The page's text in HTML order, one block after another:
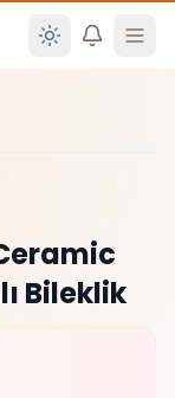
Bileklik